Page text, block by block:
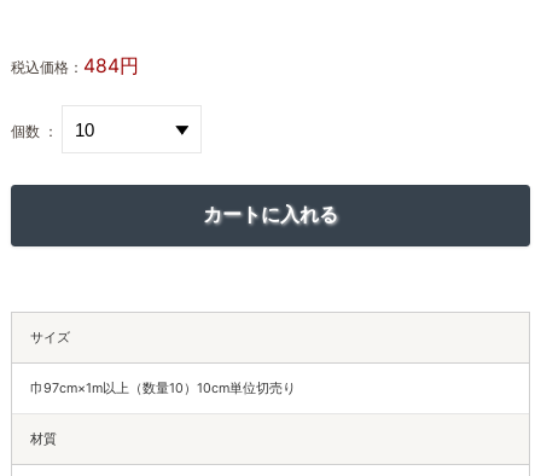
税込価格： 484円
個数 ：
サイズ
巾97cm×1m以上（数量10）10cm単位切売り
材質